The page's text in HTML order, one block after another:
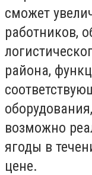
сможет
работников,
района,
возможно
ягоды в
цене.